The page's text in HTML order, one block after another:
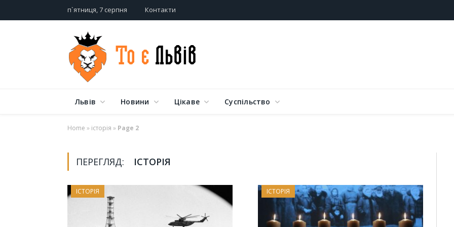
п`ятниця, 7 серпня Контакти
Львів Новини Цікаве Суспільство
Home » історія » Page 2
ПЕРЕГЛЯД: ІСТОРІЯ
ІСТОРІЯ ІСТОРІЯ